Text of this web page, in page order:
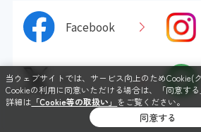
Facebook
X
当ウェブサイトでは、サービス向上のためCookie(
Cookieの利用に同意いただける場合は、「同意す
詳細は 「Cookie等の取扱い」 をご覧ください。
同意する